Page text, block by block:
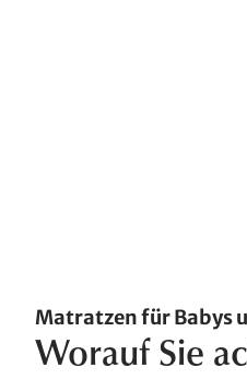
Matratzen für Babys
Worauf Sie